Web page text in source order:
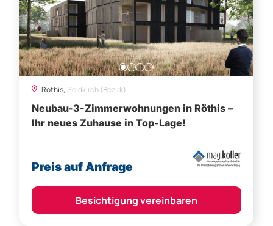
Röthis, Feldkirch (Bezirk)
Neubau-3-Zimmerwohnungen in Röthis –
Ihr neues Zuhause in Top-Lage!
Preis auf Anfrage
Besichtigung vereinbaren